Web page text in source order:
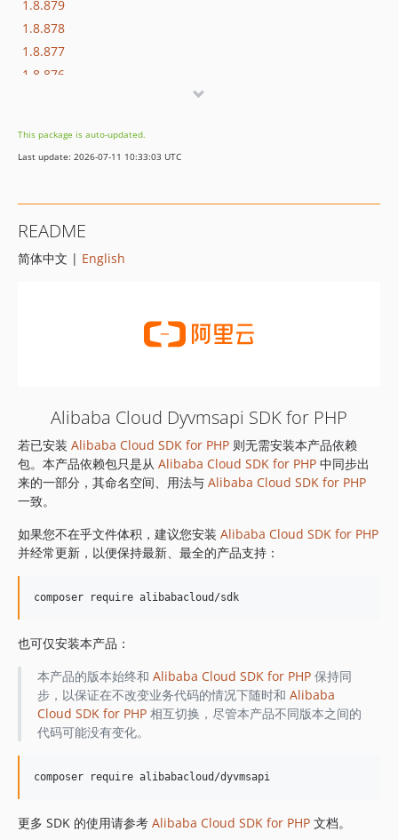
1.8.879
1.8.878
1.8.877
1.8.876
1.8.873
1.8.872
1.8.851
1.8.850
1.8.843
1.8.842
1.8.841
1.8.839
1.8.838
1.8.837
1.8.836
1.8.834
1.8.832
1.8.830
1.8.828
1.8.826
1.8.825
1.8.822
This package is auto-updated.
Last update: 2026-07-11 10:33:03 UTC
README
简体中文 | English
Alibaba Cloud Dyvmsapi SDK for PHP
若已安装 Alibaba Cloud SDK for PHP 则无需安装本产品依赖
包。本产品依赖包只是从 Alibaba Cloud SDK for PHP 中同步出
来的一部分，其命名空间、用法与 Alibaba Cloud SDK for PHP
一致。
如果您不在乎文件体积，建议您安装 Alibaba Cloud SDK for PHP
并经常更新，以便保持最新、最全的产品支持：
也可仅安装本产品：
本产品的版本始终和 Alibaba Cloud SDK for PHP保持同
步，以保证在不改变业务代码的情况下随时和 Alibaba
Cloud SDK for PHP相互切换，尽管本产品不同版本之间的
代码可能没有变化。
更多 SDK 的使用请参考 Alibaba Cloud SDK for PHP 文档。